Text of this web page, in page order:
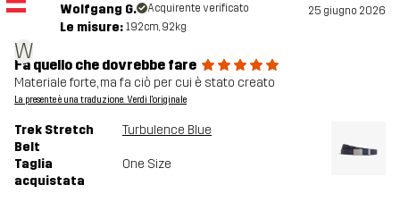
W
Wolfgang G. Acquirente verificato 25 giugno 2026
Le misure: 192cm, 92kg
Fa quello che dovrebbe fare
Materiale forte, ma fa ciò per cui è stato creato
La presente è una traduzione. Verdi l'originale
Trek Stretch
Belt
Turbulence Blue
Taglia
acquistata
One Size